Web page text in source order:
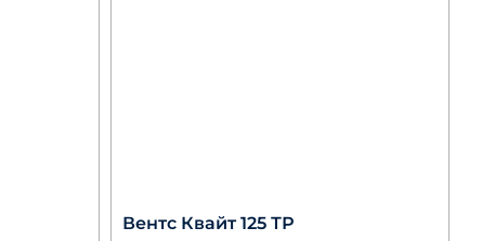
Вентс Квайт 125 ТР